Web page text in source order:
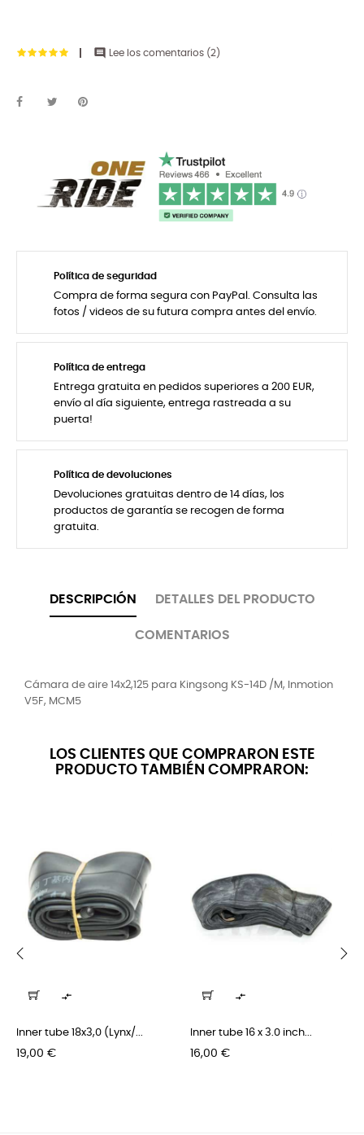
 Lee los comentarios (2 )
Política de seguridad
Compra de forma segura con PayPal. Consulta las
fotos / videos de su futura compra antes del envío.
Política de entrega
Entrega gratuita en pedidos superiores a 200 EUR,
envío al día siguiente, entrega rastreada a su
puerta!
Política de devoluciones
Devoluciones gratuitas dentro de 14 días, los
productos de garantía se recogen de forma
gratuita.
DESCRIPCIÓN DETALLES DEL PRODUCTO
COMENTARIOS
Cámara de aire 14x2,125 para Kingsong KS-14D /M, Inmotion
V5F, MCM5
LOS CLIENTES QUE COMPRARON ESTE
PRODUCTO TAMBIÉN COMPRARON:

Inner tube 18x3,0 (Lynx/...
Precio
19,00 €

Inner tube 16 x 3.0 inch...
Precio
16,00 €